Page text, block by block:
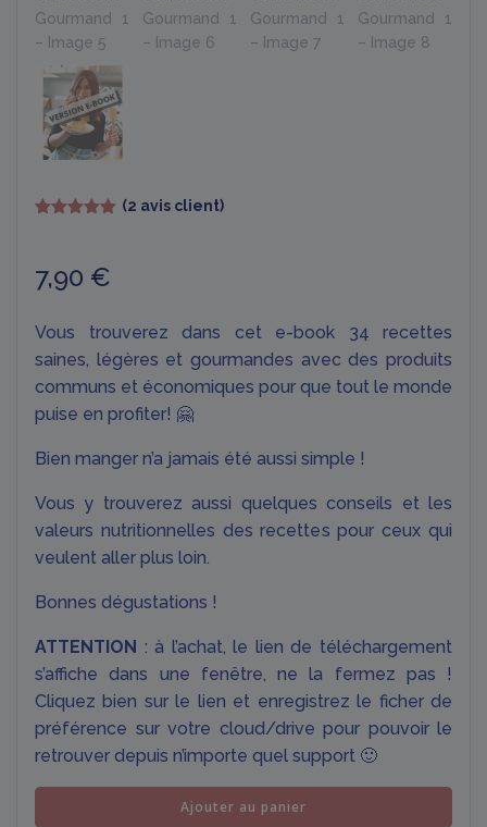
notations
client
(2 avis client)
7,90 €
Vous trouverez dans cet e-book 34 recettes
saines, légères et gourmandes avec des produits
communs et économiques pour que tout le monde
puise en profiter! 🤗
Bien manger n’a jamais été aussi simple !
Vous y trouverez aussi quelques conseils et les
valeurs nutritionnelles des recettes pour ceux qui
veulent aller plus loin.
Bonnes dégustations !
ATTENTION : à l’achat, le lien de téléchargement
s’affiche dans une fenêtre, ne la fermez pas !
Cliquez bien sur le lien et enregistrez le ficher de
préférence sur votre cloud/drive pour pouvoir le
retrouver depuis n’importe quel support 🙂
Ajouter au panier